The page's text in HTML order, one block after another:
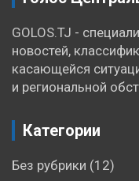
GOLOS.TJ -
новостей,
касающейся
и региональной
Категории
Без рубрики (12)